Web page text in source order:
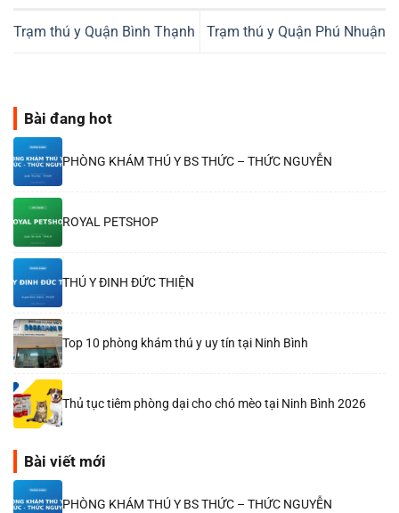
Trạm thú y Quận Bình Thạnh Trạm thú y Quận Phú Nhuận
Bài đang hot
PHÒNG KHÁM THÚ Y BS THỨC – THỨC NGUYỄN
ROYAL PETSHOP
THÚ Y ĐINH ĐỨC THIỆN
Top 10 phòng khám thú y uy tín tại Ninh Bình
Thủ tục tiêm phòng dại cho chó mèo tại Ninh Bình 2026
Bài viết mới
PHÒNG KHÁM THÚ Y BS THỨC – THỨC NGUYỄN